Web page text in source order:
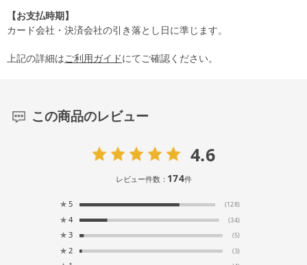
【お支払時期】
カード会社・決済会社の引き落とし日に準じます。
上記の詳細はご利用ガイドにてご確認ください。
この商品のレビュー
4.6
レビュー件数： 174件
★ 5 (128)
★ 4 (34)
★ 3 (5)
★ 2 (3)